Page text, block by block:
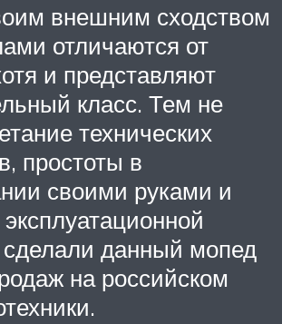
внешним сходством
отличаются от
и представляют
класс. Тем не
технических
простоты в
своими руками и
сделали данный мопед
на российском